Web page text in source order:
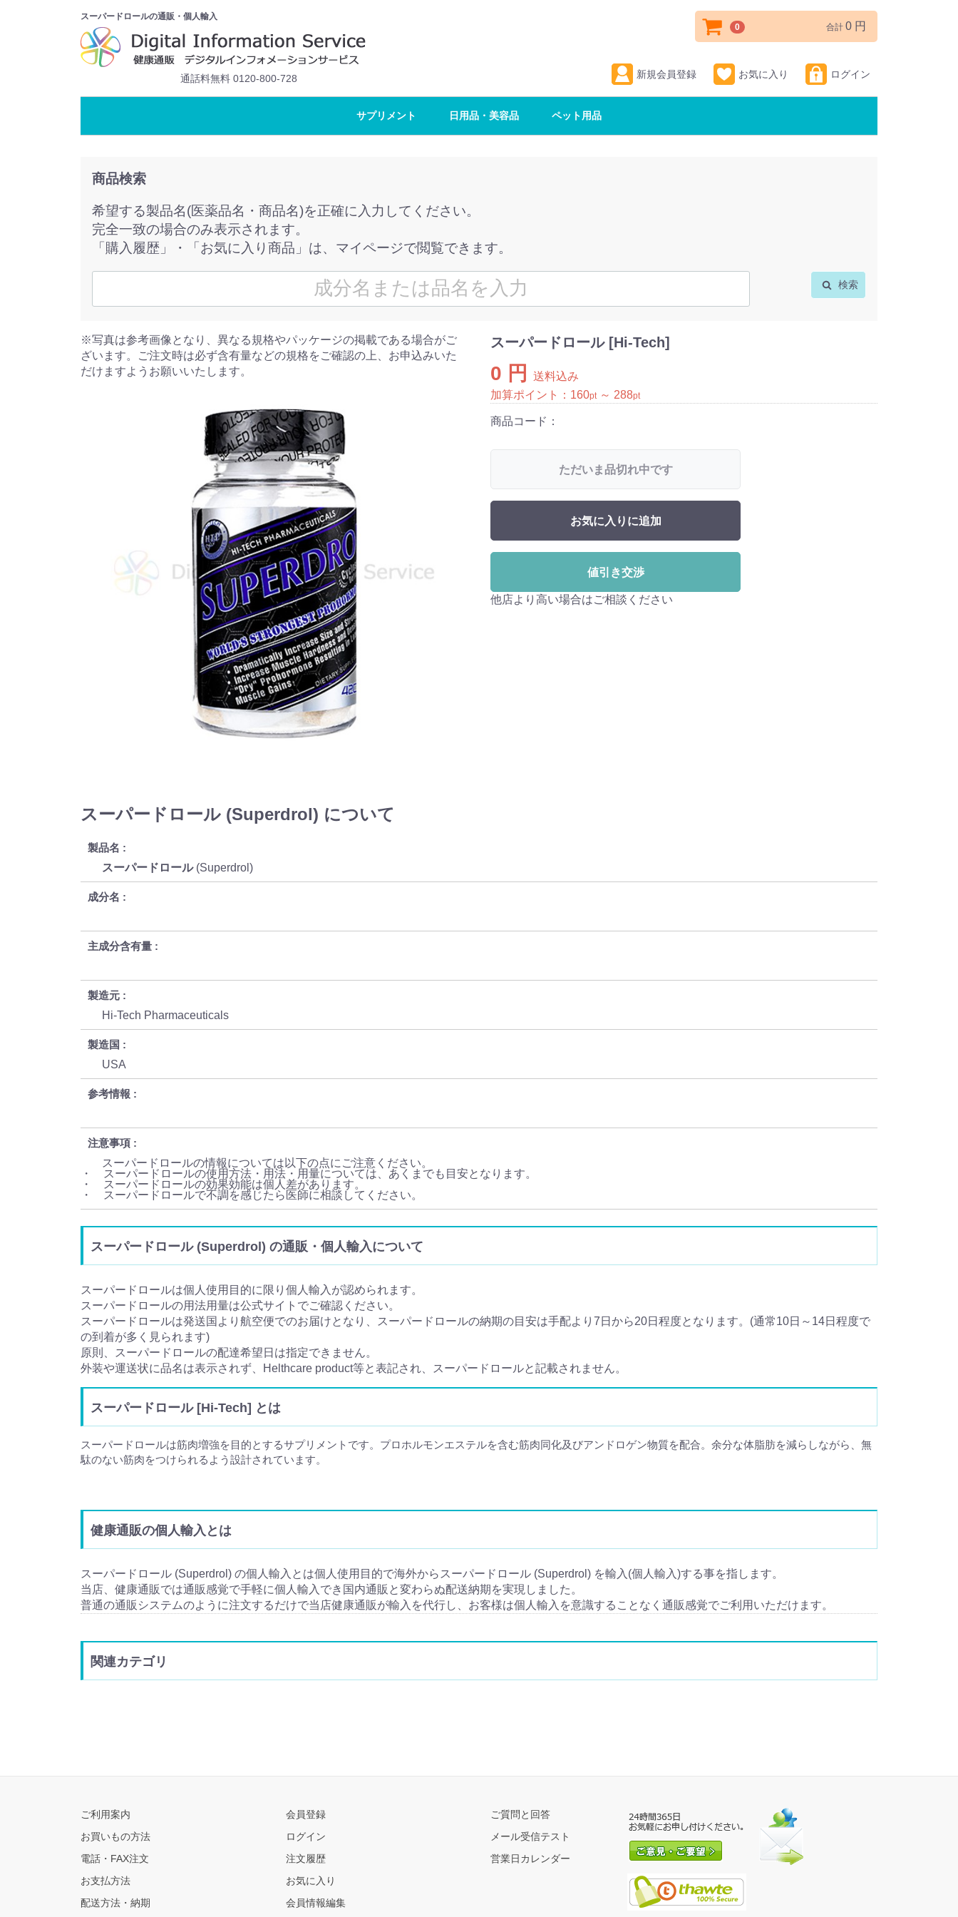
スーパードロールの通販・個人輸入
通話料無料 0120-800-728 新規会員登録 お気に入り ログイン
0 合計 0 円
サプリメント 日用品・美容品 ペット用品
商品検索
希望する製品名(医薬品名・商品名)を正確に入力してください。
完全一致の場合のみ表示されます。
「購入履歴」・「お気に入り商品」は、マイページで閲覧できます。
検索
※写真は参考画像となり、異なる規格やパッケージの掲載である場合がご
ざいます。ご注文時は必ず含有量などの規格をご確認の上、お申込みいた
だけますようお願いいたします。
スーパードロール [Hi-Tech]
0 円
送料込み
加算ポイント： 160pt ～ 288pt
商品コード：
ただいま品切れ中です
お気に入りに追加
値引き交渉
他店より高い場合はご相談ください
スーパードロール (Superdrol) について
製品名
スーパードロール(Superdrol)
成分名
主成分含有量
製造元
Hi-Tech Pharmaceuticals
製造国
USA
参考情報
注意事項
スーパードロールの情報については以下の点にご注意ください。
・ スーパードロールの使用方法・用法・用量については、あくまでも目安となります。
・ スーパードロールの効果効能は個人差があります。
・ スーパードロールで不調を感じたら医師に相談してください。
スーパードロール (Superdrol) の通販・個人輸入について
スーパードロールは個人使用目的に限り個人輸入が認められます。
スーパードロールの用法用量は公式サイトでご確認ください。
スーパードロールは発送国より航空便でのお届けとなり、スーパードロールの納期の目安は手配より7日から20日程度となります。(通常10日～14日程度で
の到着が多く見られます)
原則、スーパードロールの配達希望日は指定できません。
外装や運送状に品名は表示されず、Helthcare product等と表記され、スーパードロールと記載されません。
スーパードロール [Hi-Tech] とは
スーパードロールは筋肉増強を目的とするサプリメントです。プロホルモンエステルを含む筋肉同化及びアンドロゲン物質を配合。余分な体脂肪を減らしながら、無
駄のない筋肉をつけられるよう設計されています。
健康通販の個人輸入とは
スーパードロール (Superdrol) の個人輸入とは個人使用目的で海外からスーパードロール (Superdrol) を輸入(個人輸入)する事を指します。
当店、健康通販では通販感覚で手軽に個人輸入でき国内通販と変わらぬ配送納期を実現しました。
普通の通販システムのように注文するだけで当店健康通販が輸入を代行し、お客様は個人輸入を意識することなく通販感覚でご利用いただけます。
関連カテゴリ
ご利用案内
お買いもの方法
電話・FAX注文
お支払方法
配送方法・納期
会員登録
ログイン
注文履歴
お気に入り
会員情報編集
ご質問と回答
メール受信テスト
営業日カレンダー